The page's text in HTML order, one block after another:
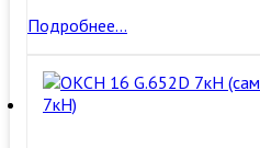
ДОТс-
(1х8)
7кН
(самонесущий,
Подробнее…